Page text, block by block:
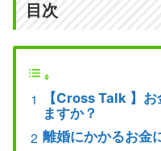
目次
【Cross Talk 】
ますか？
離婚にかかるお金